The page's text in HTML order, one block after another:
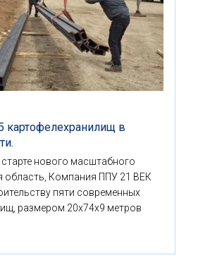
картофелехранилищ в
нового масштабного
область, Компания ППУ 21 ВЕК
пяти современных
размером 20x74x9 метров